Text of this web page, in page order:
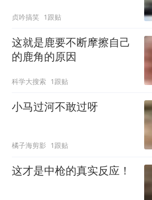
贞吟搞笑 1跟贴
这就是鹿要不断摩擦自己
的鹿角的原因
科学大搜索 1跟贴
小马过河不敢过呀
橘子海剪影 1跟贴
这才是中枪的真实反应！